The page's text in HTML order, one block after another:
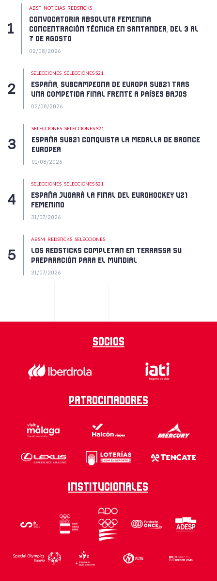
ABSF NOTICIAS REDSTICKS
CONVOCATORIA ABSOLUTA FEMENINA
CONCENTRACIÓN TÉCNICA EN SANTANDER, DEL 3 AL
7 DE AGOSTO
02/08/2026
SELECCIONES SELECCIONES S21
ESPAÑA, SUBCAMPEONA DE EUROPA SUB21 TRAS
UNA COMPETIDA FINAL FRENTE A PAÍSES BAJOS
02/08/2026
SELECCIONES SELECCIONES S21
ESPAÑA SUB21 CONQUISTA LA MEDALLA DE BRONCE
EUROPEA
01/08/2026
SELECCIONES SELECCIONES S21
ESPAÑA JUGARÁ LA FINAL DEL EUROHOCKEY U21
FEMENINO
31/07/2026
ABSM REDSTICKS SELECCIONES
LOS REDSTICKS COMPLETAN EN TERRASSA SU
PREPARACIÓN PARA EL MUNDIAL
31/07/2026
Socios
Patrocinadores
Institucionales